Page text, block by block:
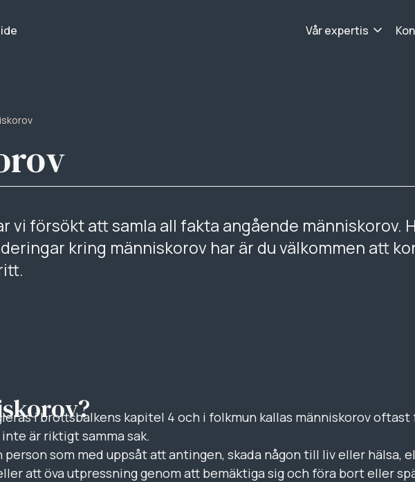
Vår expertis
vi försökt att samla all fakta angående människorov.
kring människorov har är du välkommen att
i brottsbalkens kapitel 4 och i folkmun kallas människorov oftast
är riktigt samma sak.
som med uppsåt att antingen, skada någon till liv eller hälsa,
att öva utpressning genom att bemäktiga sig och föra bort eller